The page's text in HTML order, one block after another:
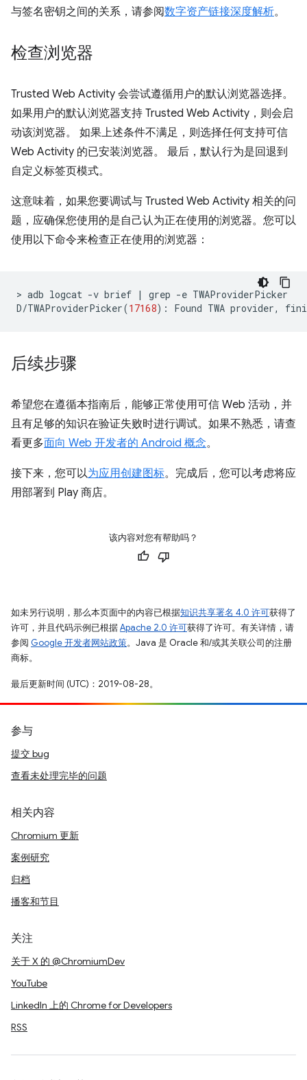
与签名密钥之间的关系，请参阅数字资产链接深度解析。
检查浏览器
Trusted Web Activity 会尝试遵循用户的默认浏览器选择。
如果用户的默认浏览器支持 Trusted Web Activity，则会启
动该浏览器。 如果上述条件不满足，则选择任何支持可信
Web Activity 的已安装浏览器。 最后，默认行为是回退到
自定义标签页模式。
这意味着，如果您要调试与 Trusted Web Activity 相关的问
题，应确保您使用的是自己认为正在使用的浏览器。您可以
使用以下命令来检查正在使用的浏览器：
> adb logcat -v brief | grep -e TWAProviderPicker
D/TWAProviderPicker(17168) : Found TWA provider,
后续步骤
希望您在遵循本指南后，能够正常使用可信 Web 活动，并
且有足够的知识在验证失败时进行调试。如果不熟悉，请查
看更多面向 Web 开发者的 Android 概念。
接下来，您可以为应用创建图标。完成后，您可以考虑将应
用部署到 Play 商店。
该内容对您有帮助吗？
如未另行说明，那么本页面中的内容已根据知识共享署名 4.0 许可获得了
许可，并且代码示例已根据Apache 2.0 许可获得了许可。有关详情，请
参阅 Google 开发者网站政策。Java 是 Oracle 和/或其关联公司的注册
商标。
最后更新时间 (UTC)：2019-08-28。
参与
提交 bug
查看未处理完毕的问题
相关内容
Chromium 更新
案例研究
归档
播客和节目
关注
关于 X 的 @ChromiumDev
YouTube
LinkedIn 上的 Chrome for Developers
RSS